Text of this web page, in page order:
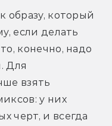
образу, который
если делать
конечно, надо
Для
взять
у них
черт, и всегда